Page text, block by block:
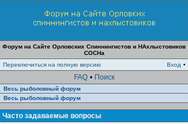
Форум на Сайте Орловских Спиннингистов и НАхлыстовиков
СОСНа
Переключиться на полную версию
Вход •
FAQ • Поиск
Весь рыболовный форум
Весь рыболовный форум
Часто задаваемые вопросы